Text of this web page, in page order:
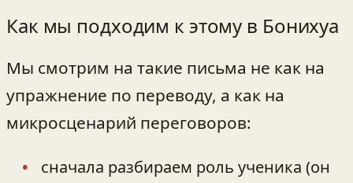
Как мы подходим к этому в Бонихуа
Мы смотрим на такие письма не как на
упражнение по переводу, а как на
микросценарий переговоров:
сначала разбираем роль ученика (он